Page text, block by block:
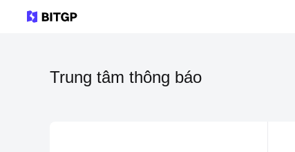
Trung tâm thông báo